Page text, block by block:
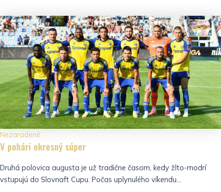
Nezaradené
V pohári okresný súper
Druhá polovica augusta je už tradične časom, kedy žlto-modrí
vstupujú do Slovnaft Cupu. Počas uplynulého víkendu...